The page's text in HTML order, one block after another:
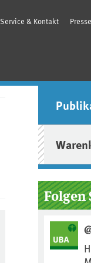
Service & Kontakt Presse
Folgen